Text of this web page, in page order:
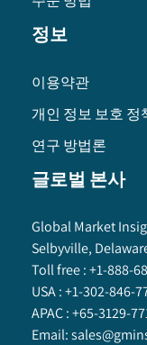
정보
이용약관
개인 정보 보호 정
연구 방법론
글로벌 본사
Global Market
Selbyville,
Toll free :+1-888-
USA :+1-302-846-
APAC :+65-3129-
Email: